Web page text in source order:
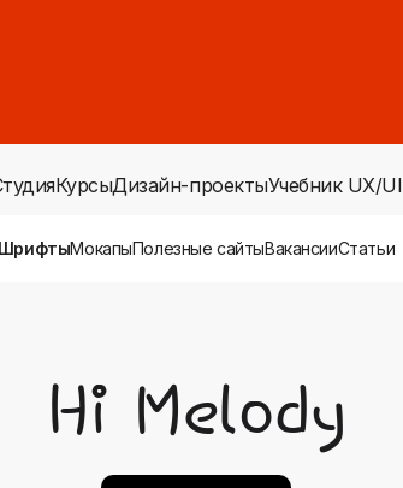
КурсыДизайн-проектыУчебник UX/UI
ШрифтыМокапыПолезные сайтыВакансииСтатьи
Hi Melody